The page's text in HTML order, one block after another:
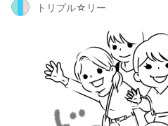
トリプル☆リー